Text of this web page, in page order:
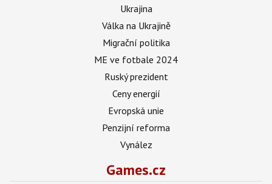
Ukrajina
Válka na Ukrajině
Migrační politika
ME ve fotbale 2024
Ruský prezident
Ceny energií
Evropská unie
Penzijní reforma
Vynález
Games.cz